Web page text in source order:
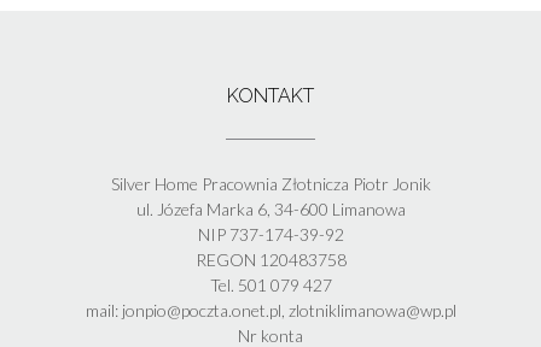
KONTAKT
Silver Home Pracownia Złotnicza Piotr Jonik
ul. Józefa Marka 6, 34-600 Limanowa
NIP 737-174-39-92
REGON 120483758
Tel. 501 079 427
mail: jonpio@poczta.onet.pl, zlotniklimanowa@wp.pl
Nr konta